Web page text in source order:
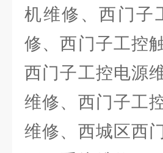
机维修、西门子
修、西门子工控
西门子工控电源
维修、西门子工
维修、西城区西